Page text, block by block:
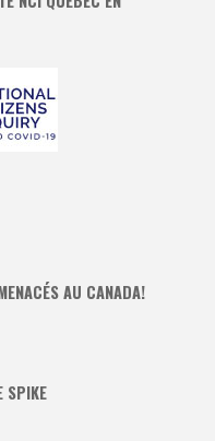
AU CANADA!
SPIKE